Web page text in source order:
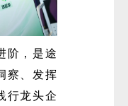
阶，是途
察、发挥
行龙头企